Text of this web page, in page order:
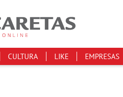
CULTURA LIKE EMPRESAS